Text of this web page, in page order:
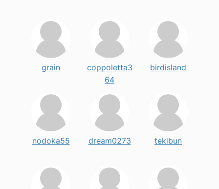
grain
coppoletta3
64
birdisland
nodoka55 dream0273 tekibun